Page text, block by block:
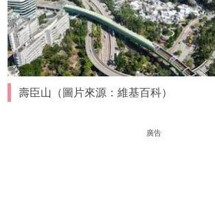
壽臣山（圖片來源：維基百科）
廣告